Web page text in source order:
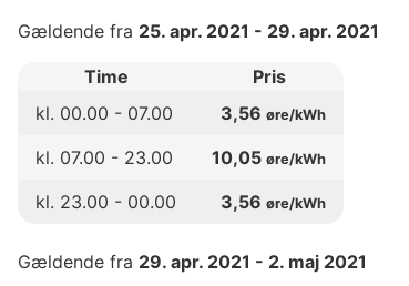
Gældende fra 25. apr. 2021 - 29. apr. 2021
Time
Pris
kl. 00.00 - 07.00 3,56 øre/kWh
kl. 07.00 - 23.00 10,05 øre/kWh
kl. 23.00 - 00.00 3,56 øre/kWh
Gældende fra 29. apr. 2021 - 2. maj 2021